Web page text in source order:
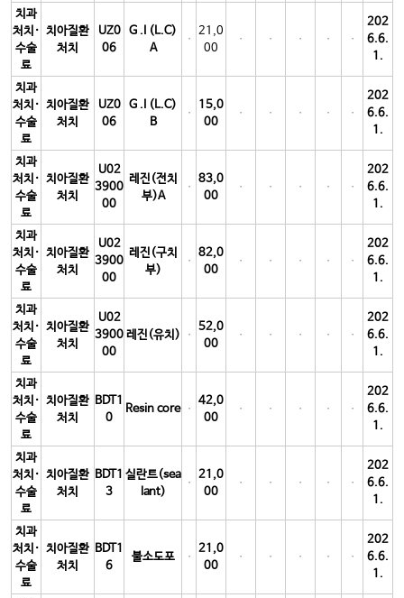
치과
처치·
수술
료
치아질환
처치
UZ0
06
G .I (L.C)
A
21,0
00
202
6.6.
1.
치과
처치·
수술
료
치아질환
처치
UZ0
06
G .I (L.C)
B
15,0
00
202
6.6.
1.
치과
처치·
수술
료
치아질환
처치
U02
3900
00
레진(전치
부)A
83,0
00
202
6.6.
1.
치과
처치·
수술
료
치아질환
처치
U02
3900
00
레진(구치
부)
82,0
00
202
6.6.
1.
치과
처치·
수술
료
치아질환
처치
U02
3900
00
레진(유치)
52,0
00
202
6.6.
1.
치과
처치·
수술
료
치아질환
처치
BDT1
0
Resin core
42,0
00
202
6.6.
1.
치과
처치·
수술
료
치아질환
처치
BDT1
3
실란트(sea
lant)
21,0
00
202
6.6.
1.
치과
처치·
수술
료
치아질환
처치
BDT1
6
불소도포
21,0
00
202
6.6.
1.